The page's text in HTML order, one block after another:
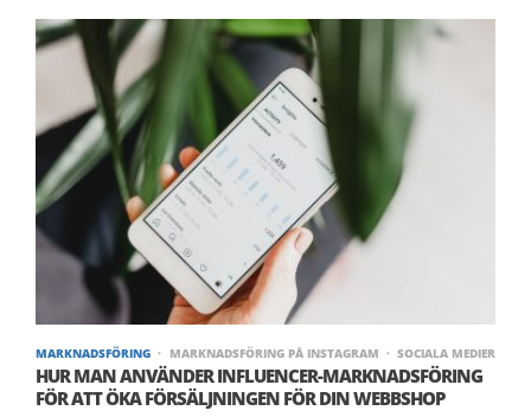
publicerat. Detta är givetvis väldigt svårt att
uppnå direkt och kräver att man kontinuerligt
lägger ner tid och energi på att marknadsföra
sig på Instagram.
[/column]
[column size=’1/3′]
[infobox title=’Instagram’]
MARKNADSFÖRING MARKNADSFÖRING PÅ INSTAGRAM SOCIALA MEDIER
HUR MAN ANVÄNDER INFLUENCER-MARKNADSFÖRING
FÖR ATT ÖKA FÖRSÄLJNINGEN FÖR DIN WEBBSHOP